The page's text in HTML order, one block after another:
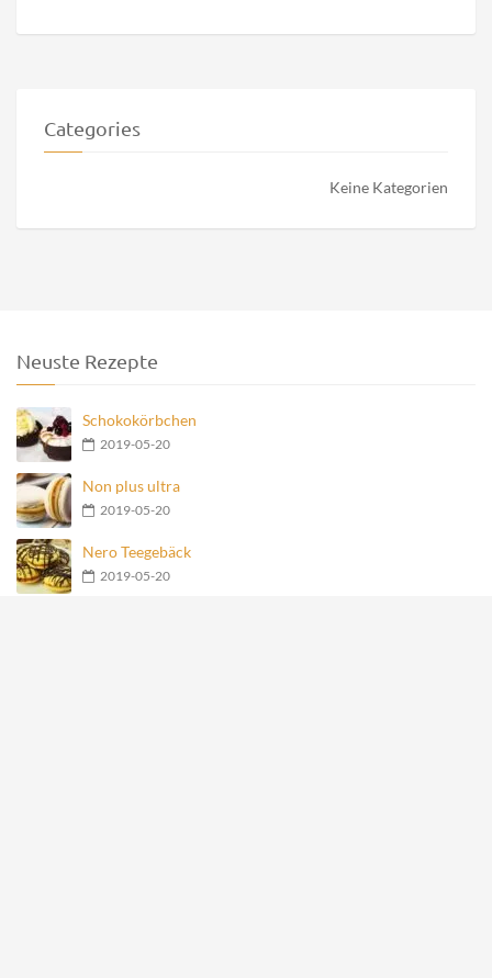
Categories
Keine Kategorien
Neuste Rezepte
Schokokörbchen
2019-05-20
Non plus ultra
2019-05-20
Nero Teegebäck
2019-05-20